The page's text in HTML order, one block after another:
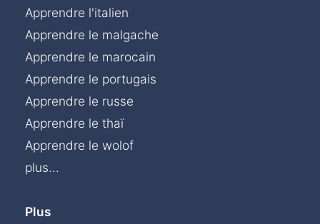
Apprendre l'italien
Apprendre le malgache
Apprendre le marocain
Apprendre le portugais
Apprendre le russe
Apprendre le thaï
Apprendre le wolof
plus...
Plus